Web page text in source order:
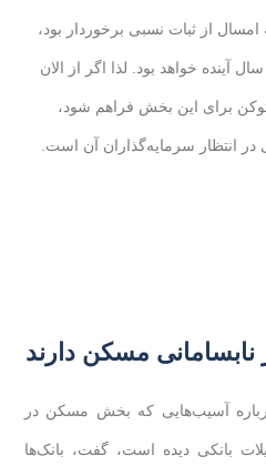
از ثبات نسبی برخوردار بود،
آینده خواهد بود. لذا اگر از الان
برای این بخش فراهم شود،
انتظار سرمایه‌گذاران آن است.
نابسامانی مسکن دارند
آسیب‌هایی که بخش مسکن در
بانکی دیده است، گفت، بانک‌ها